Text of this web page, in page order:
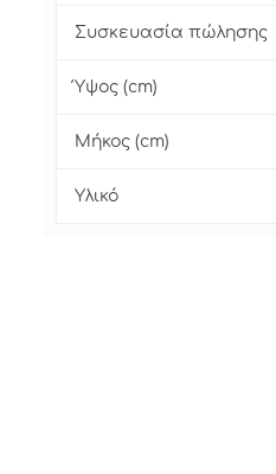
Συσκευασία πώλησης
Ύψος (cm)
Μήκος (cm)
Υλικό